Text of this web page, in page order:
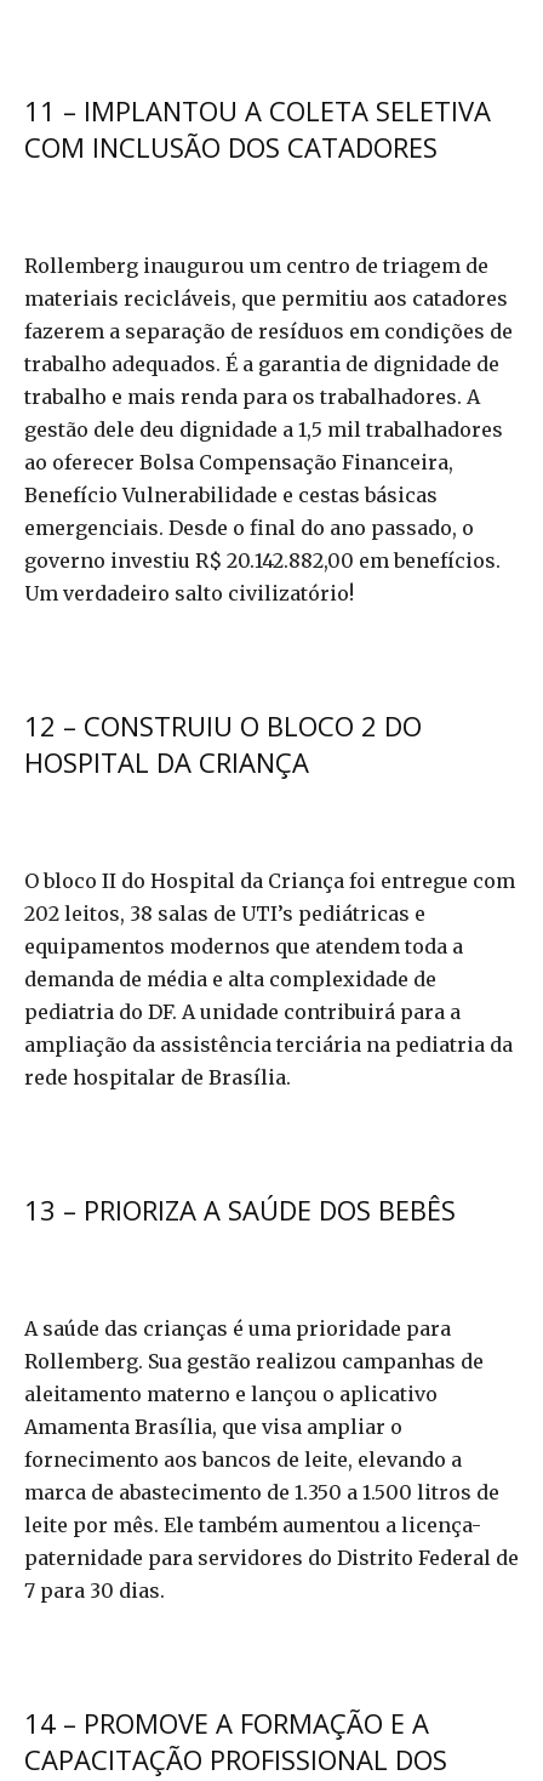
11 – IMPLANTOU A COLETA SELETIVA
COM INCLUSÃO DOS CATADORES
Rollemberg inaugurou um centro de triagem de
materiais recicláveis, que permitiu aos catadores
fazerem a separação de resíduos em condições de
trabalho adequados. É a garantia de dignidade de
trabalho e mais renda para os trabalhadores. A
gestão dele deu dignidade a 1,5 mil trabalhadores
ao oferecer Bolsa Compensação Financeira,
Benefício Vulnerabilidade e cestas básicas
emergenciais. Desde o final do ano passado, o
governo investiu R$ 20.142.882,00 em benefícios.
Um verdadeiro salto civilizatório!
12 – CONSTRUIU O BLOCO 2 DO
HOSPITAL DA CRIANÇA
O bloco II do Hospital da Criança foi entregue com
202 leitos, 38 salas de UTI’s pediátricas e
equipamentos modernos que atendem toda a
demanda de média e alta complexidade de
pediatria do DF. A unidade contribuirá para a
ampliação da assistência terciária na pediatria da
rede hospitalar de Brasília.
13 – PRIORIZA A SAÚDE DOS BEBÊS
A saúde das crianças é uma prioridade para
Rollemberg. Sua gestão realizou campanhas de
aleitamento materno e lançou o aplicativo
Amamenta Brasília, que visa ampliar o
fornecimento aos bancos de leite, elevando a
marca de abastecimento de 1.350 a 1.500 litros de
leite por mês. Ele também aumentou a licença-
paternidade para servidores do Distrito Federal de
7 para 30 dias.
14 – PROMOVE A FORMAÇÃO E A
CAPACITAÇÃO PROFISSIONAL DOS